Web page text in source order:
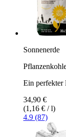
Sonnenerde
Ein perfekter
34,90 €
(1,16 € / l)
4.9 (87)